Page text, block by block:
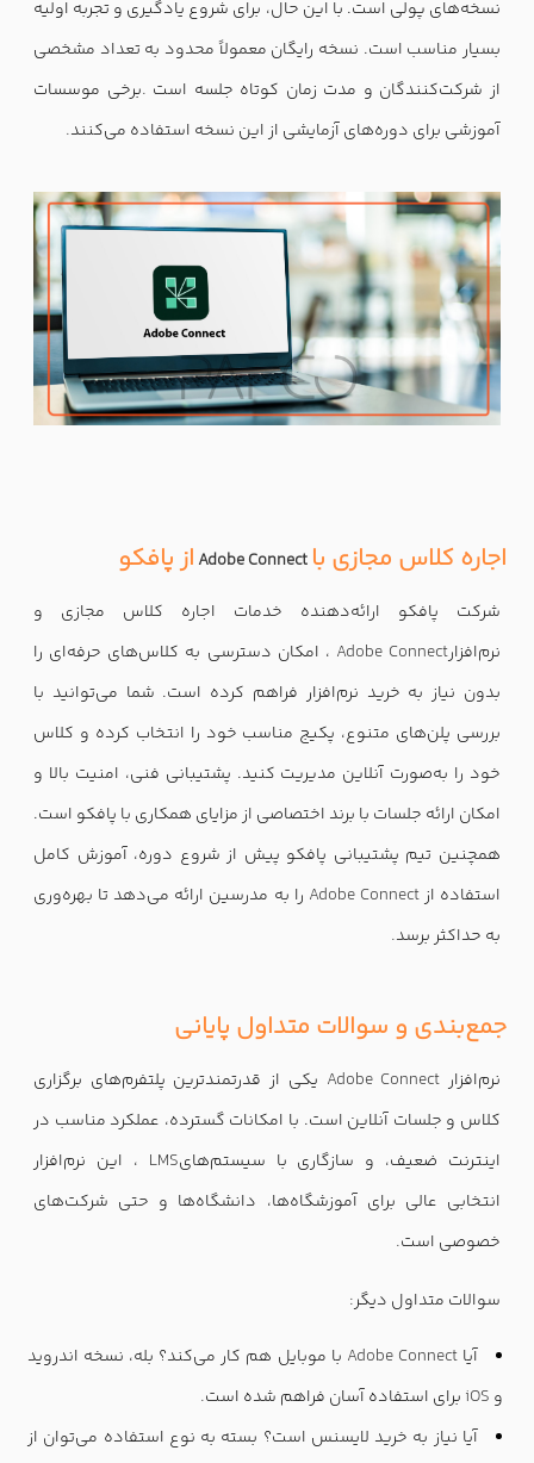
نسخه‌های پولی است. با این حال، برای شروع یادگیری و تجربه اولیه
بسیار مناسب است. نسخه رایگان معمولاً محدود به تعداد مشخصی
از شرکت‌کنندگان و مدت زمان کوتاه جلسه است .برخی موسسات
آموزشی برای دوره‌های آزمایشی از این نسخه استفاده می‌کنند.
اجاره کلاس مجازی با Adobe Connect از پافکو
شرکت پافکو ارائه‌دهنده خدمات اجاره کلاس مجازی و
نرم‌افزارAdobe Connect ، امکان دسترسی به کلاس‌های حرفه‌ای را
بدون نیاز به خرید نرم‌افزار فراهم کرده است. شما می‌توانید با
بررسی پلن‌های متنوع، پکیج مناسب خود را انتخاب کرده و کلاس
خود را به‌صورت آنلاین مدیریت کنید. پشتیبانی فنی، امنیت بالا و
امکان ارائه جلسات با برند اختصاصی از مزایای همکاری با پافکو است.
همچنین تیم پشتیبانی پافکو پیش از شروع دوره، آموزش کامل
استفاده از Adobe Connect را به مدرسین ارائه می‌دهد تا بهره‌وری
به حداکثر برسد.
جمع‌بندی و سوالات متداول پایانی
نرم‌افزار Adobe Connect یکی از قدرتمندترین پلتفرم‌های برگزاری
کلاس و جلسات آنلاین است. با امکانات گسترده، عملکرد مناسب در
اینترنت ضعیف، و سازگاری با سیستم‌هایLMS ، این نرم‌افزار
انتخابی عالی برای آموزشگاه‌ها، دانشگاه‌ها و حتی شرکت‌های
خصوصی است.
سوالات متداول دیگر:
آیا Adobe Connect با موبایل هم کار می‌کند؟ بله، نسخه اندروید
و iOS برای استفاده آسان فراهم شده است.
آیا نیاز به خرید لایسنس است؟ بسته به نوع استفاده می‌توان از